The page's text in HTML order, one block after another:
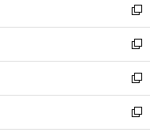
く
で
開
く
ド
ウ
で
開
く
ィ
ン
ド
ウ
で
開
く
い
ウ
ィ
ン
ド
ウ
で
開
新
し
い
ウ
ィ
ン
ド
ウ
新
し
い
ウ
ィ
ン
新
し
い
ウ
新
し